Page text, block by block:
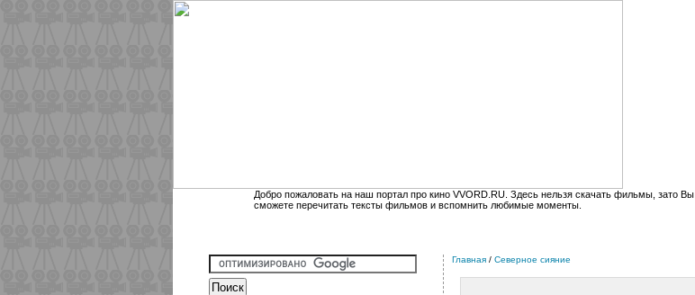
Добро пожаловать на наш портал про кино VVORD.RU. Здесь нельзя скачать фильмы, зато Вы
сможете перечитать тексты фильмов и вспомнить любимые моменты.
Главная / Северное сияние